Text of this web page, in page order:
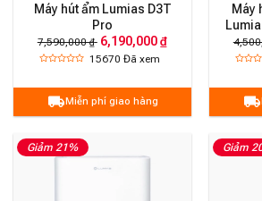
Máy hút ẩm Lumias D3T
Pro
7,590,000 ₫ 6,190,000 ₫
15670Đã xem
Miễn phí giao hàng
Máy
Giảm 21% Giảm